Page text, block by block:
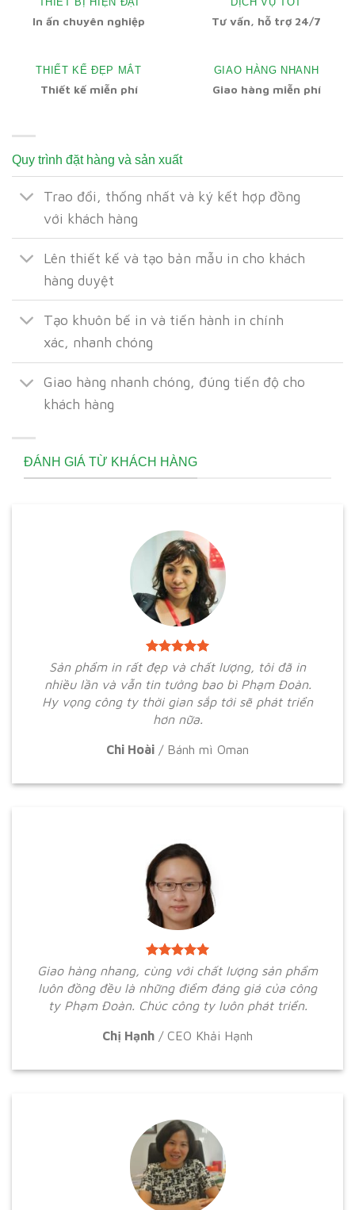
In ấn chuyên nghiệp Tư vấn, hỗ trợ 24/7
THIẾT KẾ ĐẸP MẮT
Thiết kế miễn phí
GIAO HÀNG NHANH
Giao hàng miễn phí
Quy trình đặt hàng và sản xuất
Trao đổi, thống nhất và ký kết hợp đồng
với khách hàng
Lên thiết kế và tạo bản mẫu in cho khách
hàng duyệt
Tạo khuôn bế in và tiến hành in chính
xác, nhanh chóng
Giao hàng nhanh chóng, đúng tiến độ cho
khách hàng
ĐÁNH GIÁ TỪ KHÁCH HÀNG
Sản phẩm in rất đẹp và chất lượng, tôi đã in
nhiều lần và vẫn tin tưởng bao bì Phạm Đoàn.
Hy vọng công ty thời gian sắp tới sẽ phát triển
hơn nữa.
Chi Hoài / Bánh mì Oman
Giao hàng nhang, cùng với chất lượng sản phẩm
luôn đồng đều là những điểm đáng giá của công
ty Phạm Đoàn. Chúc công ty luôn phát triển.
Chị Hạnh / CEO Khải Hạnh